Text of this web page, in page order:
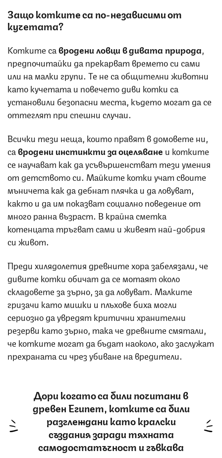
Защо котките са по-независими от
кучетата?
Котките савродени ловци в дивата природа
предпочитайки да прекарват времето си сами
или на малки групи. Те не са общителни животни
като кучетата и повечето диви котки са
установили безопасни места, където могат да се
оттеглят при спешни случаи.
Всички тези неща, които правят в домовете ни,
савродени инстинкти за оцеляване и котките
се научават как да усъвършенстват тези умения
от детството си. Майките котки учат своите
мъничета как да дебнат плячка и да ловуват,
както и да им показват социално поведение от
много ранна възраст. В крайна сметка
котенцата тръгват сами и живеят най-добрия
си живот.
Преди хилядолетия древните хора забелязали, че
дивите котки обичат да се мотаят около
складовете за зърно, за да ловуват. Малките
гризачи като мишки и плъхове биха могли
сериозно да увредят критични хранителни
резерви като зърно, така че древните смятали,
че котките могат да бъдат наоколо, ако заслужат
прехраната си чрез убиване на вредители.
Дори когато са били почитани в
древен Египет, котките са били
разглеждани като кралски
създания заради тяхната
самодостатъчност и гъвкава